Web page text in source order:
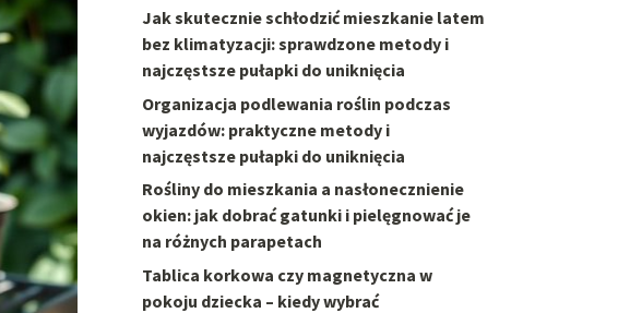
Jak skutecznie schłodzić mieszkanie latem
bez klimatyzacji: sprawdzone metody i
najczęstsze pułapki do uniknięcia
Organizacja podlewania roślin podczas
wyjazdów: praktyczne metody i
najczęstsze pułapki do uniknięcia
Rośliny do mieszkania a nasłonecznienie
okien: jak dobrać gatunki i pielęgnować je
na różnych parapetach
Tablica korkowa czy magnetyczna w
pokoju dziecka – kiedy wybrać